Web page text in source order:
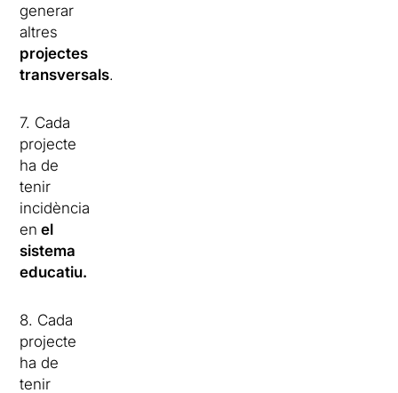
generar
altres
projectes
transversals.
7. Cada
projecte
ha de
tenir
incidència
en el
sistema
educatiu.
8. Cada
projecte
ha de
tenir